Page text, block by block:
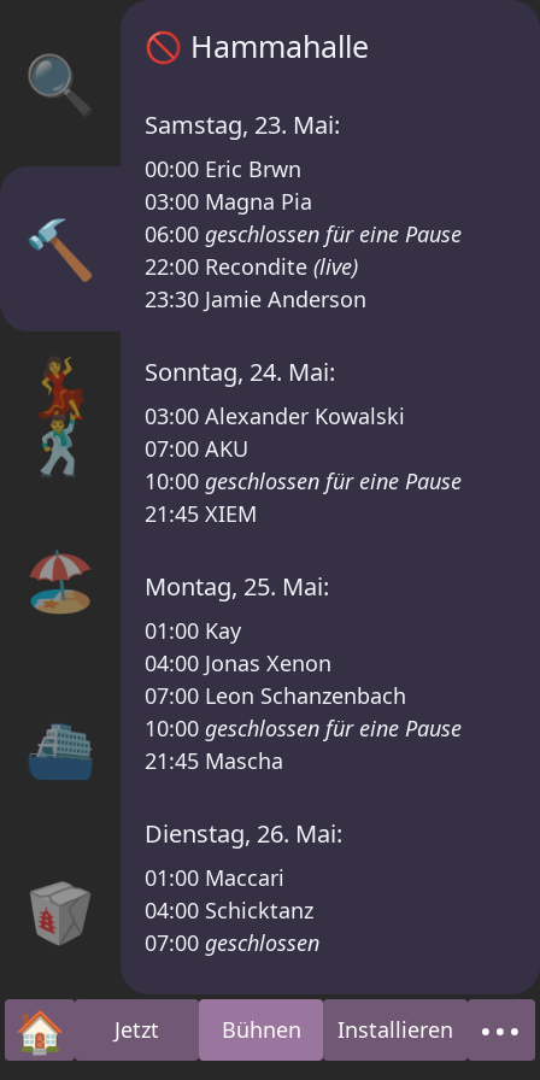
🔍
🔨
💃
🕺
🏖️
⛴
🥡
Sisyphos Hammahalle Zeitplan – Sisyphos
🚫 Hammahalle
Samstag, 23. Mai:
00:00 Eric Brwn
03:00 Magna Pia
06:00 geschlossen für eine Pause
22:00 Recondite (live)
23:30 Jamie Anderson
Sonntag, 24. Mai:
03:00 Alexander Kowalski
07:00 AKU
10:00 geschlossen für eine Pause
21:45 XIEM
Montag, 25. Mai:
01:00 Kay
04:00 Jonas Xenon
07:00 Leon Schanzenbach
10:00 geschlossen für eine Pause
21:45 Mascha
Dienstag, 26. Mai:
01:00 Maccari
04:00 Schicktanz
07:00 geschlossen
🏠StartseiteJetzt Bühnen Installieren •••